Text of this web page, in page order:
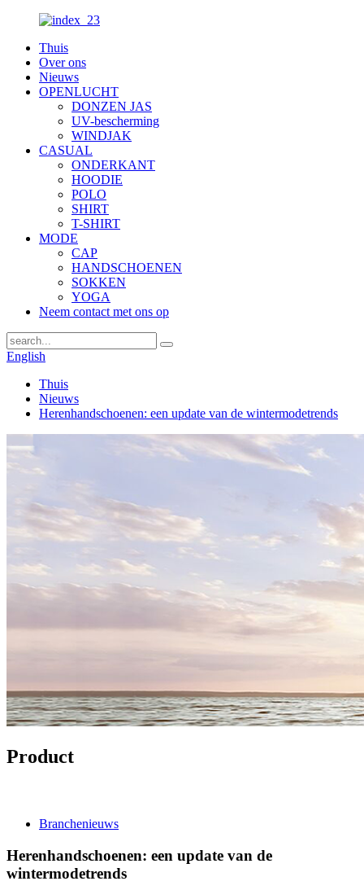
Thuis
Over ons
Nieuws
OPENLUCHT
DONZEN JAS
UV-bescherming
WINDJAK
CASUAL
ONDERKANT
HOODIE
POLO
SHIRT
T-SHIRT
MODE
CAP
HANDSCHOENEN
SOKKEN
YOGA
Neem contact met ons op
English
Thuis
Nieuws
Herenhandschoenen: een update van de wintermodetrends
Product
Branchenieuws
Herenhandschoenen: een update van de
wintermodetrends